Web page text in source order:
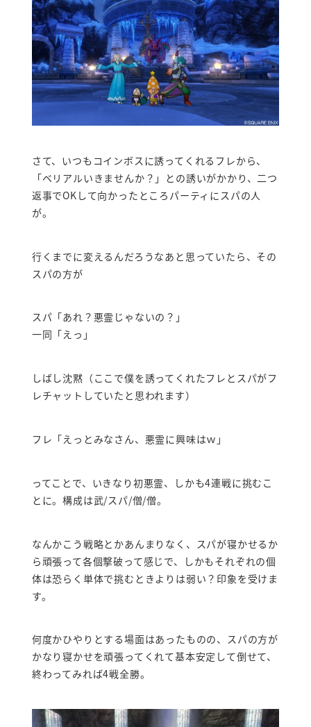
さて、いつもコインボスに誘ってくれるフレから、
「ベリアルいきませんか？」との誘いがかかり、二つ
返事でOKして向かったところパーティにスパの人
が。
行くまでに変えるんだろうなあと思っていたら、その
スパの方が
スパ「あれ？悪霊じゃないの？」
一同「えっ」
しばし沈黙（ここで僕を誘ってくれたフレとスパがフ
レチャットしていたと思われます）
フレ「えっとみなさん、悪霊に興味はｗ」
ってことで、いきなり初悪霊、しかも4連戦に挑むこ
とに。構成は武/スパ/僧/僧。
なんかこう戦略とかあんまりなく、スパが寝かせるか
ら頑張って各個撃破って感じで、しかもそれぞれの個
体は恐らく単体で挑むときよりは弱い？印象を受けま
す。
何度かひやりとする場面はあったものの、スパの方が
かなり寝かせを頑張ってくれて基本安定して倒せて、
終わってみれば4戦全勝。